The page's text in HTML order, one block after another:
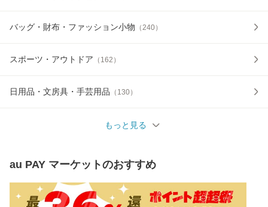
バッグ・財布・ファッション小物 （240）
スポーツ・アウトドア （ 162 ）
日用品・文房具・手芸用品 （ 130）
もっと見る
au PAY マーケットのおすすめ